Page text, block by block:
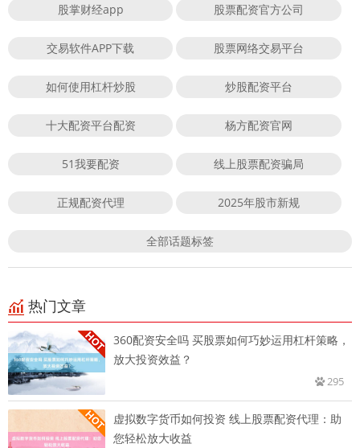
股掌财经app 股票配资官方公司
交易软件APP下载 股票网络交易平台
如何使用杠杆炒股 炒股配资平台
十大配资平台配资 杨方配资官网
51我要配资 线上股票配资骗局
正规配资代理 2025年股市新规
全部话题标签
热门文章
360配资安全吗 买股票如何巧妙运用杠杆策略，
放大投资效益？
295
虚拟数字货币如何投资 线上股票配资代理：助
您轻松放大收益